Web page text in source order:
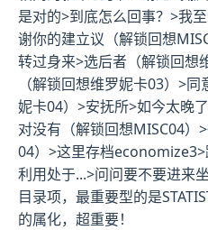
是对的>到底怎么回事？>我
谢你的建立议（解锁回想
转过身来>选后者（解锁回想
（解锁回想维罗妮卡03）>同
妮卡04）>安抚所>如今太晚
对没有（解锁回想MISC04）
04）>这里存档economize3
利用处于...>问问要不要进来
目录项，最重要型的是
的属化，超重要！